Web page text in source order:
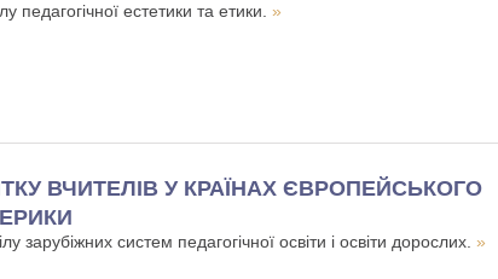
педагогічної естетики та етики. »
ВЧИТЕЛІВ У КРАЇНАХ ЄВРОПЕЙСЬКОГО
зарубіжних систем педагогічної освіти і освіти дорослих. »